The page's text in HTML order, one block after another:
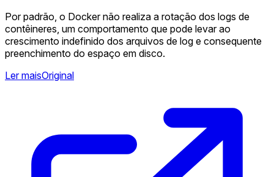
Por padrão, o Docker não realiza a rotação dos logs de
contêineres, um comportamento que pode levar ao
crescimento indefinido dos arquivos de log e consequente
preenchimento do espaço em disco.
Ler maisOriginal